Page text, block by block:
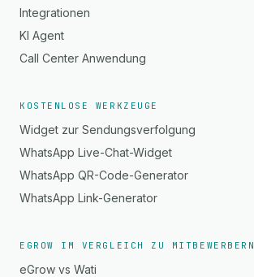
Integrationen
KI Agent
Call Center Anwendung
KOSTENLOSE WERKZEUGE
Widget zur Sendungsverfolgung
WhatsApp Live-Chat-Widget
WhatsApp QR-Code-Generator
WhatsApp Link-Generator
EGROW IM VERGLEICH ZU MITBEWERBERN
eGrow vs Wati